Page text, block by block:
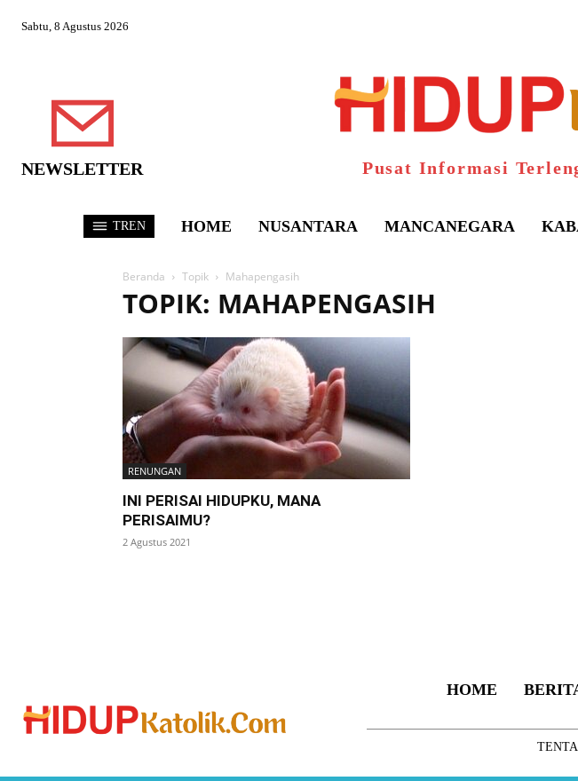
Sabtu, 8 Agustus 2026
NEWSLETTER Pusat Informasi
TREN HOME NUSANTARA MANCANEGARA
Beranda Topik Mahapengasih
TOPIK: MAHAPENGASIH
RENUNGAN
INI PERISAI HIDUPKU, MANA
PERISAIMU?
2 Agustus 2021
HOME